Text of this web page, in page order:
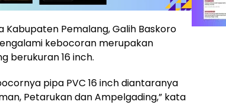
Kabupaten Pemalang, Galih Baskoro
kebocoran merupakan
berukuran 16 inch.
pipa PVC 16 inch diantaranya
Petarukan dan Ampelgading,” kata